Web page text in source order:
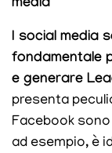
media
I social media
fondamentale
e generare
presenta
Facebook
ad esempio, è